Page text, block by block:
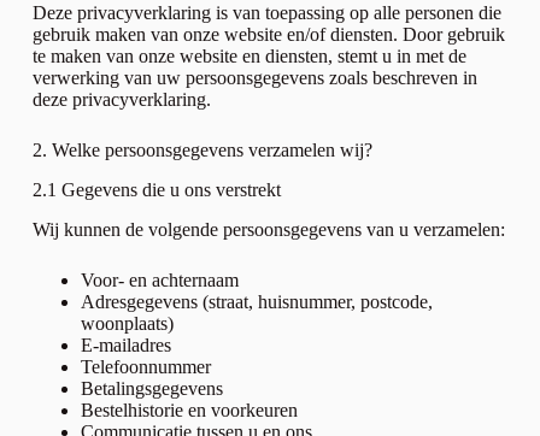
Deze privacyverklaring is van toepassing op alle personen die
gebruik maken van onze website en/of diensten. Door gebruik
te maken van onze website en diensten, stemt u in met de
verwerking van uw persoonsgegevens zoals beschreven in
deze privacyverklaring.
2. Welke persoonsgegevens verzamelen wij?
2.1 Gegevens die u ons verstrekt
Wij kunnen de volgende persoonsgegevens van u verzamelen:
Voor- en achternaam
Adresgegevens (straat, huisnummer, postcode,
woonplaats)
E-mailadres
Telefoonnummer
Betalingsgegevens
Bestelhistorie en voorkeuren
Communicatie tussen u en ons